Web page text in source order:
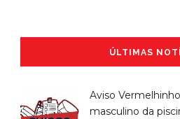
ÚLTIMAS
Aviso
masculino da